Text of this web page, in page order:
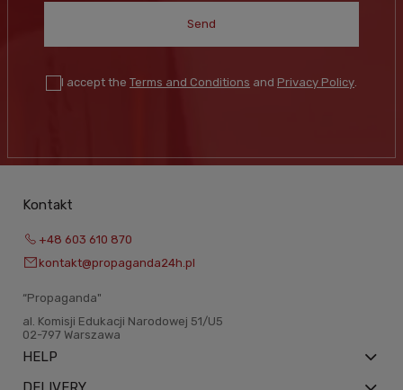
Send
I accept the Terms and Conditions and Privacy Policy.
Kontakt
+48 603 610 870
kontakt@propaganda24h.pl
“Propaganda"
al. Komisji Edukacji Narodowej 51/U5
02-797 Warszawa
HELP